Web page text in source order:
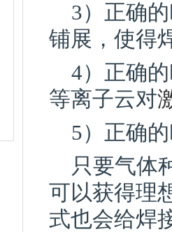
3）正确
铺展，使得
4）正确
等离子云对
5）正确
只要气体
可以获得理
式也会给焊